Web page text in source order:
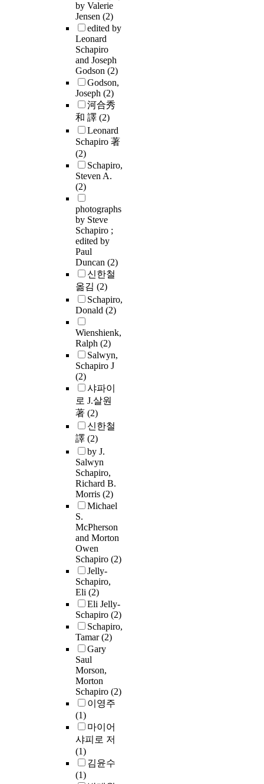
by Valerie
Jensen (2)
edited by
Leonard
Schapiro
and Joseph
Godson (2)
Godson,
Joseph (2)
河合秀
和 譯 (2)
Leonard
Schapiro 著
(2)
Schapiro,
Steven A.
(2)
photographs
by Steve
Schapiro ;
edited by
Paul
Duncan (2)
신한철
옮김 (2)
Schapiro,
Donald (2)
Wienshienk,
Ralph (2)
Salwyn,
Schapiro J
(2)
샤파이
로 J.살원
著 (2)
신한철
譯 (2)
by J.
Salwyn
Schapiro,
Richard B.
Morris (2)
Michael
S.
McPherson
and Morton
Owen
Schapiro (2)
Jelly-
Schapiro,
Eli (2)
Eli Jelly-
Schapiro (2)
Schapiro,
Tamar(2)
Gary
Saul
Morson,
Morton
Schapiro (2)
이영주
(1)
마이어
샤피로 저
(1)
김윤수
(1)